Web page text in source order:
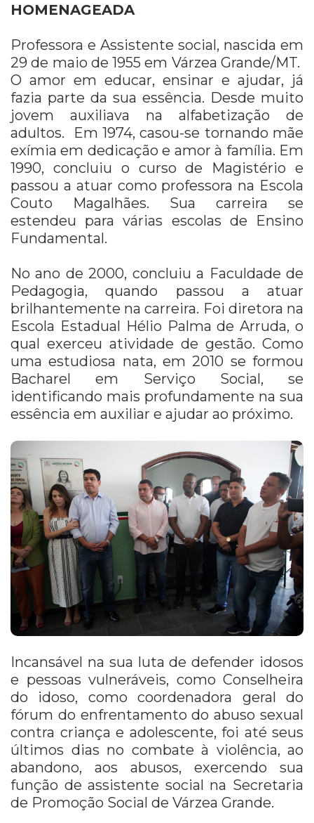
HOMENAGEADA
Professora e Assistente social, nascida em
29 de maio de 1955 em Várzea Grande/MT.
O amor em educar, ensinar e ajudar, já
fazia parte da sua essência. Desde muito
jovem auxiliava na alfabetização de
adultos. Em 1974, casou-se tornando mãe
exímia em dedicação e amor à família. Em
1990, concluiu o curso de Magistério e
passou a atuar como professora na Escola
Couto Magalhães. Sua carreira se
estendeu para várias escolas de Ensino
Fundamental.
No ano de 2000, concluiu a Faculdade de
Pedagogia, quando passou a atuar
brilhantemente na carreira. Foi diretora na
Escola Estadual Hélio Palma de Arruda, o
qual exerceu atividade de gestão. Como
uma estudiosa nata, em 2010 se formou
Bacharel em Serviço Social, se
identificando mais profundamente na sua
essência em auxiliar e ajudar ao próximo.
Incansável na sua luta de defender idosos
e pessoas vulneráveis, como Conselheira
do idoso, como coordenadora geral do
fórum do enfrentamento do abuso sexual
contra criança e adolescente, foi até seus
últimos dias no combate à violência, ao
abandono, aos abusos, exercendo sua
função de assistente social na Secretaria
de Promoção Social de Várzea Grande.